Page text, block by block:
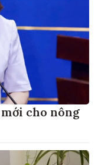
cho nông